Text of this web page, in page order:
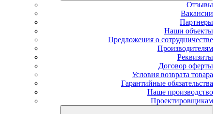
Отзывы
Вакансии
Партнеры
Наши объекты
Предложения о сотрудничестве
Производителям
Реквизиты
Договор оферты
Условия возврата товара
Гарантийные обязательства
Наше производство
Проектировщикам